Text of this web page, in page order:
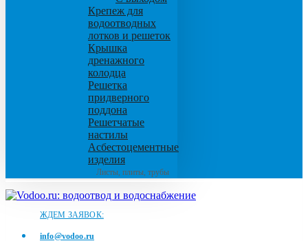
Крепеж для
водоотводных
лотков и решеток
Крышка
дренажного
колодца
Решетка
придверного
поддона
Решетчатые
настилы
Асбестоцементные
изделия
Листы, плиты, трубы
ЖДЕМ ЗАЯВОК:
info@vodoo.ru